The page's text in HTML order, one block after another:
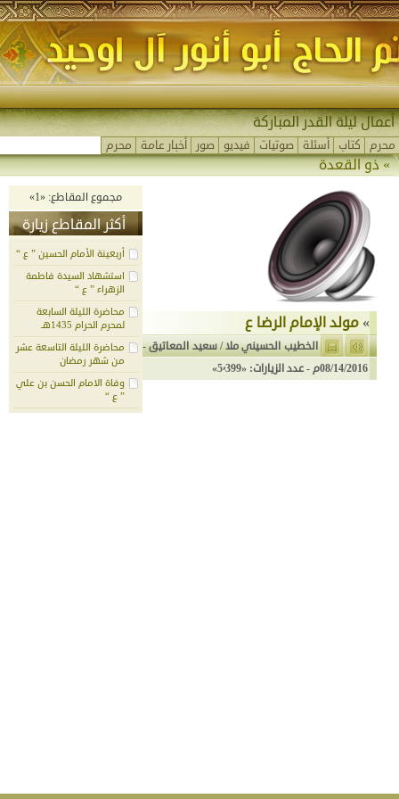
أعمال ليلة القدر المباركة
محرم كتاب أسئلة صوتيات فيديو صور أخبار عامة محرم
»ذو القعدة
مجموع المقاطع: «1»
أكثر المقاطع زيارة
أربعينة الأمام الحسين ” ع “
استشهاد السيدة فاطمة
الزهراء ” ع “
محاضرة الليلة السابعة
لمحرم الحرام 1435هـ
محاضرة الليلة التاسعة عشر
من شهر رمضان
وفاة الامام الحسن بن علي
” ع “
» مولد الإمام الرضا ع
الخطيب الحسيني ملا / سعيد المعاتيق-
08/14/2016م
- عدد الزيارات: «5٬399»